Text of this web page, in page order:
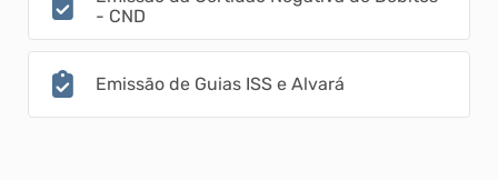
- CND
Emissão de Guias ISS e Alvará